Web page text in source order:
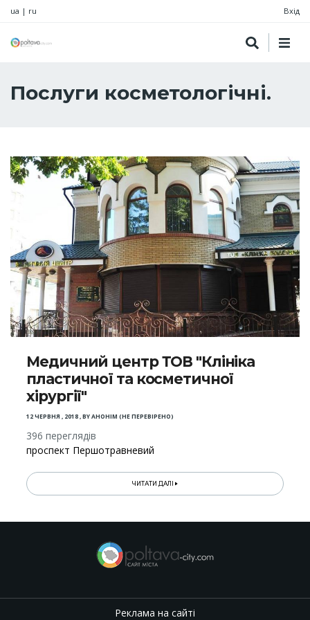
ua | ru Вхід
Послуги косметологічні.
Медичний центр ТОВ "Клініка
пластичної та косметичної
хірургії"
12 ЧЕРВНЯ , 2018,BYАНОНІМ (НЕ ПЕРЕВІРЕНО)
396 переглядів
проспект Першотравневий
ЧИТАТИ ДАЛІ
Реклама на сайті